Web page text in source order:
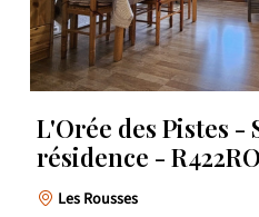
L'Orée des Pistes -
résidence -
Les Rousses